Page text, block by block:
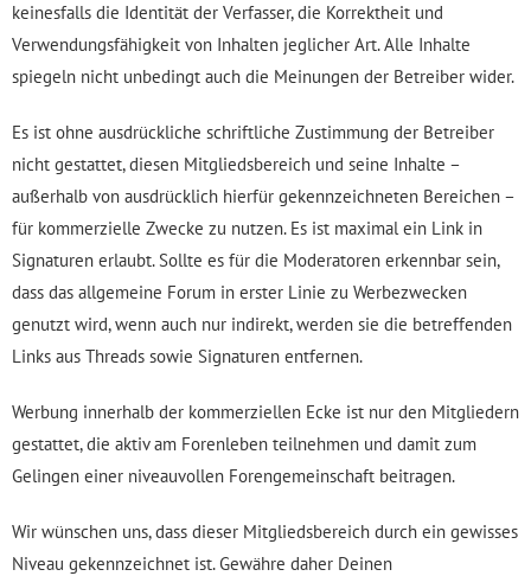
keinesfalls die Identität der Verfasser, die Korrektheit und
Verwendungsfähigkeit von Inhalten jeglicher Art. Alle Inhalte
spiegeln nicht unbedingt auch die Meinungen der Betreiber wider.
Es ist ohne ausdrückliche schriftliche Zustimmung der Betreiber
nicht gestattet, diesen Mitgliedsbereich und seine Inhalte –
außerhalb von ausdrücklich hierfür gekennzeichneten Bereichen –
für kommerzielle Zwecke zu nutzen. Es ist maximal ein Link in
Signaturen erlaubt. Sollte es für die Moderatoren erkennbar sein,
dass das allgemeine Forum in erster Linie zu Werbezwecken
genutzt wird, wenn auch nur indirekt, werden sie die betreffenden
Links aus Threads sowie Signaturen entfernen.
Werbung innerhalb der kommerziellen Ecke ist nur den Mitgliedern
gestattet, die aktiv am Forenleben teilnehmen und damit zum
Gelingen einer niveauvollen Forengemeinschaft beitragen.
Wir wünschen uns, dass dieser Mitgliedsbereich durch ein gewisses
Niveau gekennzeichnet ist. Gewähre daher Deinen